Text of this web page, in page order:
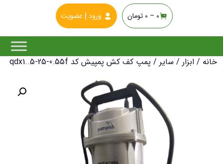
0 –
0 تومان ورود عضویت
خانه / ابزار / سایر / پمپ کف کش پمپیش کد qdx1..5-25-0.55f